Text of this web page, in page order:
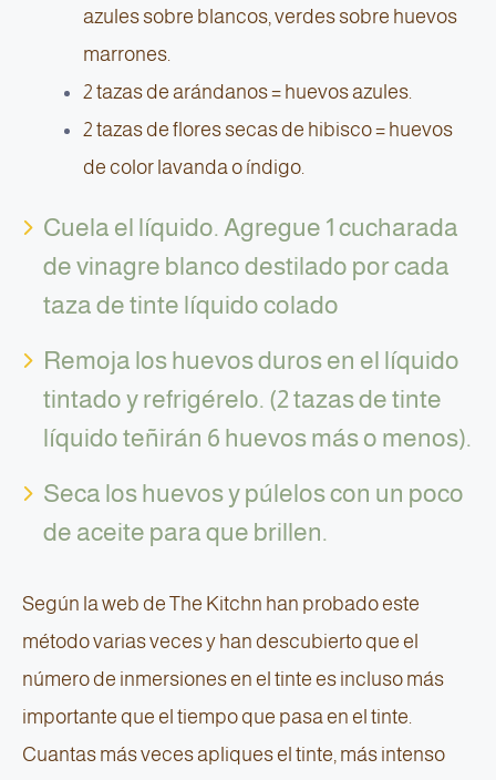
azules sobre blancos, verdes sobre huevos
marrones.
2 tazas de arándanos = huevos azules.
2 tazas de flores secas de hibisco = huevos
de color lavanda o índigo.
Cuela el líquido. Agregue 1 cucharada
de vinagre blanco destilado por cada
taza de tinte líquido colado
Remoja los huevos duros en el líquido
tintado y refrigérelo. (2 tazas de tinte
líquido teñirán 6 huevos más o menos).
Seca los huevos y púlelos con un poco
de aceite para que brillen.
Según la web de The Kitchn han probado este
método varias veces y han descubierto que el
número de inmersiones en el tinte es incluso más
importante que el tiempo que pasa en el tinte.
Cuantas más veces apliques el tinte, más intenso